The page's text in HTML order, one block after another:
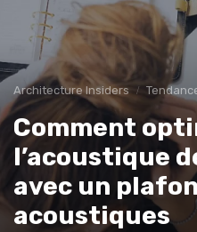
Architecture Insiders
Comment
l’acoustique
avec un
acoustiques